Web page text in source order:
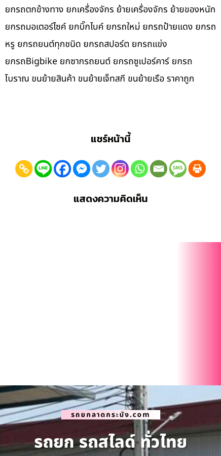
ยกรถตกข้างทาง ยกเครื่องจักร ย้ายเครื่องจักร ย้ายของหนัก
ยกรถมอเตอร์ไซค์ ยกบิ๊กไบค์ ยกรถใหม่ ยกรถป้ายแดง ยกรถ
หรู ยกรถยนต์ทุกชนิด ยกรถสปอร์ต ยกรถแข่ง
ยกรถBigbike ยกซากรถยนต์ ยกรถซูเปอร์คาร์ ยกรถ
โบราณ ขนย้ายสินค้า ขนย้ายเจ็ทสกี ขนย้ายเรือ ราคาถูก
แชร์หน้านี้
แสดงความคิดเห็น
รถยกลาดกระบัง.com
รถยก รถสไลด์ ทั่วไทย